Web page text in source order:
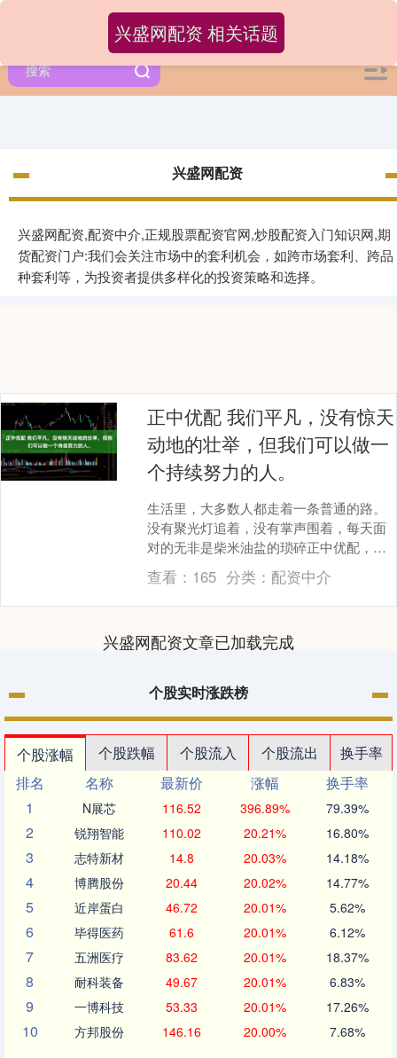
兴盛网配资
兴盛网配资,配资中介,正规股票配资官网,炒股配资入门知识网,期
货配资门户:我们会关注市场中的套利机会，如跨市场套利、跨品
种套利等，为投资者提供多样化的投资策略和选择。
兴盛网配资 相关话题
正中优配 我们平凡，没有惊天
动地的壮举，但我们可以做一
个持续努力的人。
生活里，大多数人都走着一条普通的路。
没有聚光灯追着，没有掌声围着，每天面
对的无非是柴米油盐的琐碎正中优配，是
工作里重复的流程，是学习中解不开的难
题。可就是这样的....
查看： 165 分类： 配资中介
兴盛网配资文章已加载完成
个股实时涨跌榜
个股涨幅 个股跌幅 个股流入 个股流出
换手率
排名
名称 最新价 涨幅
换手率
1
N展芯 116.52 396.89% 79.39%
2 锐翔智能 110.02 20.21% 16.80%
3 志特新材 14.8 20.03% 14.18%
4 博腾股份 20.44 20.02% 14.77%
5 近岸蛋白 46.72 20.01% 5.62%
6 毕得医药 61.6 20.01% 6.12%
7 五洲医疗 83.62 20.01% 18.37%
8 耐科装备 49.67 20.01% 6.83%
9 一博科技 53.33 20.01% 17.26%
10 方邦股份 146.16 20.00% 7.68%